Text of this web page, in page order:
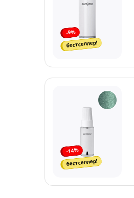
-9%
бестселлер!
-14%
бестселлер!